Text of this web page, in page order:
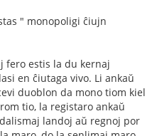
" monopoligi ĉiujn
fero estis la du kernaj
en ĉiutaga vivo. Li ankaŭ
duoblon da mono tiom kiel
tio, la registaro ankaŭ
landoj aŭ regnoj por